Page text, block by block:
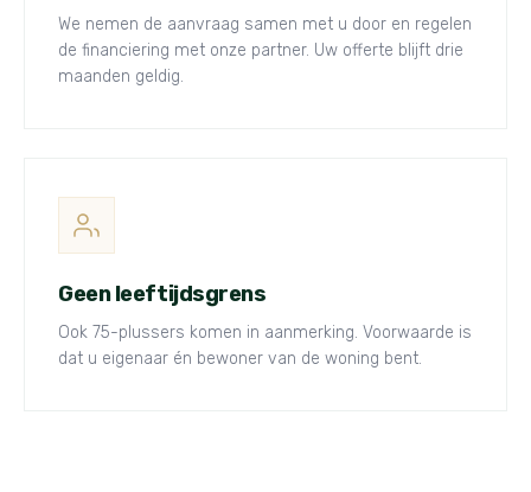
We nemen de aanvraag samen met u door en regelen
de financiering met onze partner. Uw offerte blijft drie
maanden geldig.
Geen leeftijdsgrens
Ook 75-plussers komen in aanmerking. Voorwaarde is
dat u eigenaar én bewoner van de woning bent.